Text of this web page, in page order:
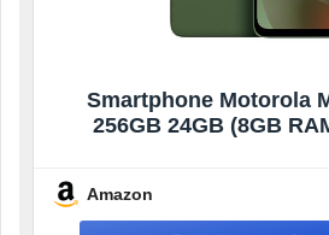
Smartphone Motorola
256GB 24GB (8GB
Ultrarresistencia
Amazon